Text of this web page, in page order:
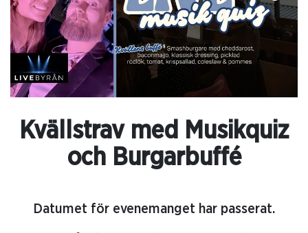
Kvällstrav med Musikquiz
och Burgarbuffé
Datumet för evenemanget har passerat.